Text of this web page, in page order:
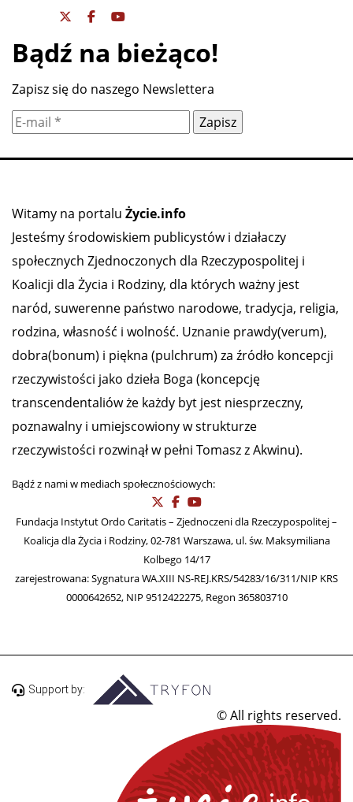
Bądź na bieżąco!
Zapisz się do naszego Newslettera
Witamy na portalu Życie.info
Jesteśmy środowiskiem publicystów i działaczy
społecznych Zjednoczonych dla Rzeczypospolitej i
Koalicji dla Życia i Rodziny, dla których ważny jest
naród, suwerenne państwo narodowe, tradycja, religia,
rodzina, własność i wolność. Uznanie prawdy(verum),
dobra(bonum) i piękna (pulchrum) za źródło koncepcji
rzeczywistości jako dzieła Boga (koncepcję
transcendentaliów że każdy byt jest niesprzeczny,
poznawalny i umiejscowiony w strukturze
rzeczywistości rozwinął w pełni Tomasz z Akwinu).
Bądź z nami w mediach społecznościowych:
Fundacja Instytut Ordo Caritatis – Zjednoczeni dla Rzeczypospolitej –
Koalicja dla Życia i Rodziny, 02-781 Warszawa, ul. św. Maksymiliana
Kolbego 14/17
zarejestrowana: Sygnatura WA.XIII NS-REJ.KRS/54283/16/311/NIP KRS
0000642652, NIP 9512422275, Regon 365803710
Support by:
© All rights reserved.